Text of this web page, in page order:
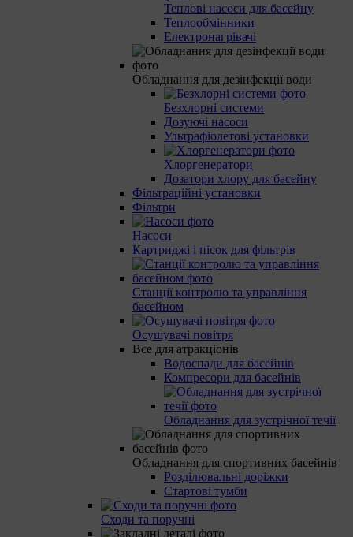
Теплові насоси для басейну
Теплообмінники
Електронагрівачі
Обладнання для дезінфекції води
Безхлорні системи
Дозуючі насоси
Ультрафіолетові установки
Хлоргенератори
Дозатори хлору для басейну
Фільтраційні установки
Фільтри
Насоси
Картриджі і пісок для фільтрів
Станції контролю та управління
басейном
Осушувачі повітря
Все для атракціонів
Водоспади для басейнів
Компресори для басейнів
Обладнання для зустрічної течії
Обладнання для спортивних басейнів
Розділювальні доріжки
Стартові тумби
Сходи та поручні